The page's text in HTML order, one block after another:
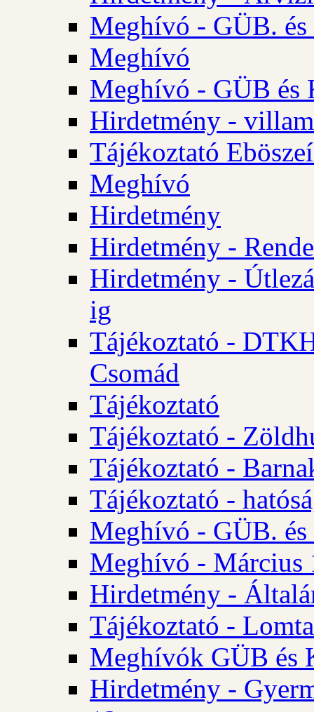
Meghívó - GÜB.
Meghívó
Meghívó - GÜB és
Hirdetmény -
Tájékoztató
Meghívó
Hirdetmény
Hirdetmény -
Hirdetmény -
ig
Tájékoztató -
Csomád
Tájékoztató
Tájékoztató -
Tájékoztató -
Tájékoztató -
Meghívó - GÜB.
Meghívó - Március
Hirdetmény -
Tájékoztató -
Meghívók GÜB és
Hirdetmény -